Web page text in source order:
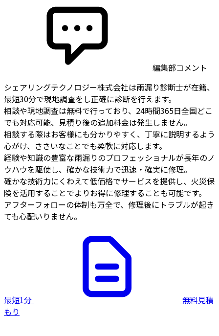
編集部コメント
シェアリングテクノロジー株式会社は雨漏り診断士が在籍、
最短30分で現地調査をし正確に診断を行えます。
相談や現地調査は無料で行っており、24時間365日全国どこ
でも対応可能、見積り後の追加料金は発生しません。
相談する際はお客様にも分かりやすく、丁寧に説明するよう
心がけ、ささいなことでも柔軟に対応します。
経験や知識の豊富な雨漏りのプロフェッショナルが長年のノ
ウハウを駆使し、確かな技術力で迅速・確実に修理。
確かな技術力にくわえて低価格でサービスを提供し、火災保
険を活用することでよりお得に修理することも可能です。
アフターフォローの体制も万全で、修理後にトラブルが起き
ても心配いりません。
最短1分
無料見積
もり